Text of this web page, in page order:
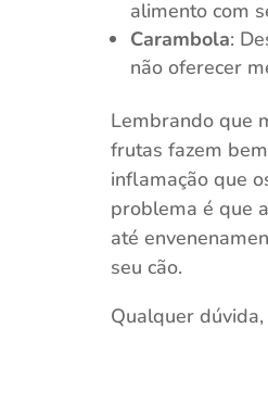
alimento com
Carambola:
não oferecer
Lembrando que
frutas fazem
inflamação que
problema é que
até
seu cão.
Qualquer